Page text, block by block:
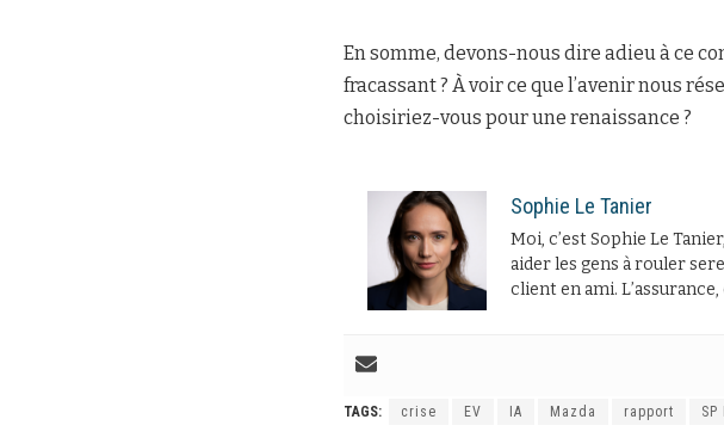
En somme, devons-nous dire adieu à ce
fracassant ? À voir ce que l’avenir nous
choisiriez-vous pour une renaissance ?
Sophie Le Tanier
Moi, c’est Sophie Le
aider les gens à rouler
client en ami.
TAGS: crise EV IA Mazda rapport